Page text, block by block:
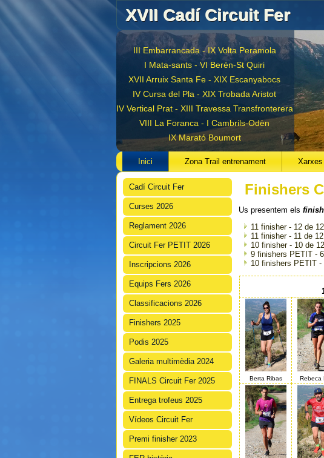
XVII Cadí Circuit Fer
Circuit
Fer 2026
III Embarrancada - IX Volta Peramola
I Mata-sants - VI Berén-St Quiri
XVII Arruix Santa Fe - XIX Escanyabocs
IV Cursa del Pla - XIX Trobada Aristot
IV Vertical Prat - XIII Travessa Transfronterera
VIII La Foranca - I Cambrils-Odèn
IX Marató Boumort
Inici Zona Trail entrenament
Cadí Circuit Fer
Curses 2026
Reglament 2026
Circuit Fer PETIT 2026
Inscripcions 2026
Equips Fers 2026
Classificacions 2026
Finishers 2025
Podis 2025
Galeria multimèdia 2024
FINALS Circuit Fer 2025
Entrega trofeus 2025
Vídeos Circuit Fer
Premi finisher 2023
Finishers
Us presentem els
11 finisher - 12 de 12
11 finisher - 11 de 12
10 finisher - 10 de 12
9 finishers PETIT -
10 finishers PETIT -
Berta Ribas Rebeca